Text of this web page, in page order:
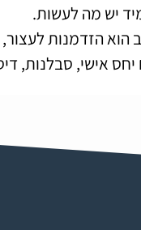
יש מה לעשות.
הזדמנות לעצור,
אישי, סבלנות,